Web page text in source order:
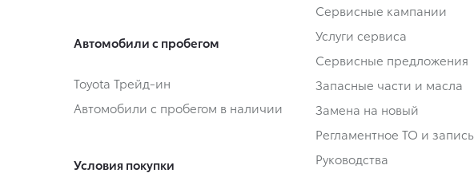
Автомобили с пробегом
Toyota Трейд-ин
Автомобили с пробегом в наличии
Условия покупки
Сервисные кампании
Услуги сервиса
Сервисные предложения
Запасные части и масла
Замена на новый
Регламентное ТО и запись
Руководства